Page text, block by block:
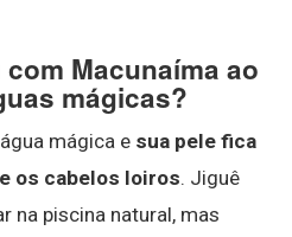
Macunaíma ao
mágicas?
mágica e sua pele fica
os cabelos loiros. Jiguê
na piscina natural, mas